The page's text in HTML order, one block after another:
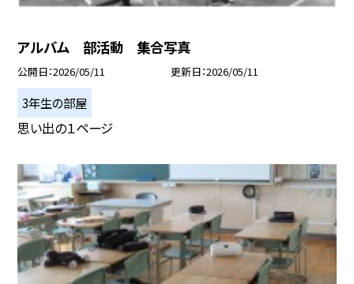
アルバム 部活動 集合写真
公開日 2026/05/11 更新日 2026/05/11
3年生の部屋
思い出の１ページ